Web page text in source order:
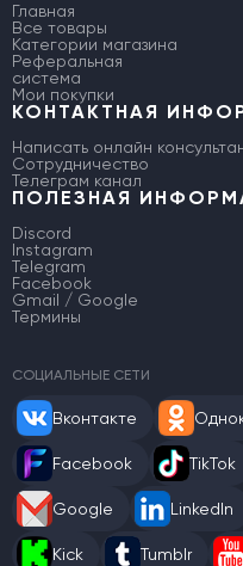
Главная
Все товары
Категории магазина
Реферальная
система
Мои покупки
КОНТАКТНАЯ
Написать онлайн
Сотрудничество
Телеграм канал
ПОЛЕЗНАЯ
Discord
Instagram
Telegram
Facebook
Gmail / Google
Термины
СОЦИАЛЬНЫЕ СЕТИ
Вконтакте
Facebook TikTok
Google LinkedIn
Kick Tumblr